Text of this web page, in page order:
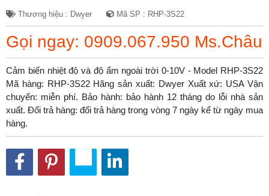
Thương hiệu : Dwyer Mã SP : RHP-3S22
Gọi ngay: 0909.067.950 Ms.Châu
Cảm biến nhiệt độ và độ ẩm ngoài trời 0-10V - Model RHP-3S22
Mã hàng: RHP-3S22 Hãng sản xuất: Dwyer Xuất xứ: USA Vận
chuyển: miễn phí. Bảo hành: bảo hành 12 tháng do lỗi nhà sản
xuất. Đổi trả hàng: đổi trả hàng trong vòng 7 ngày kể từ ngày mua
hàng.